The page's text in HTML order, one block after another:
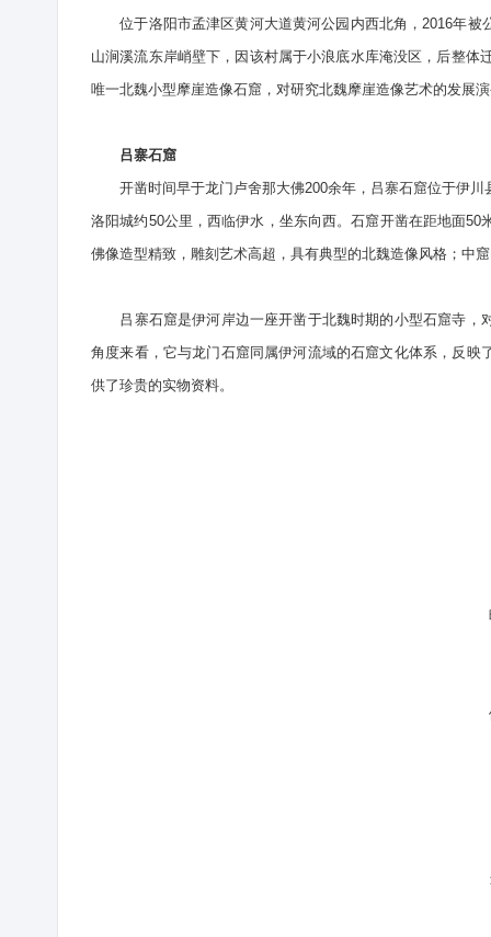
位于洛阳市孟津区黄河大道黄河公园内西北角，2016年被
山涧溪流东岸峭壁下，因该村属于小浪底水库淹没区，后整
唯一北魏小型摩崖造像石窟，对研究北魏摩崖造像艺术的发展演
吕寨石窟
开凿时间早于龙门卢舍那大佛200余年，吕寨石窟位于伊川
洛阳城约50公里，西临伊水，坐东向西。石窟开凿在距地面
佛像造型精致，雕刻艺术高超，具有典型的北魏造像风格；中
吕寨石窟是伊河岸边一座开凿于北魏时期的小型石窟寺，
角度来看，它与龙门石窟同属伊河流域的石窟文化体系，反
供了珍贵的实物资料。
映
俨
当